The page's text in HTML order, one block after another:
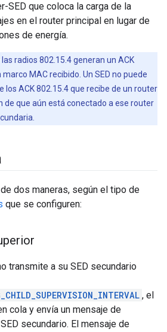
SED que coloca la carga de la
en el router principal en lugar de
de energía.
las radios 802.15.4 generan un ACK
MAC recibido. Un SED no puede
los ACK 802.15.4 que recibe de un router
de que aún está conectado a ese router
dos maneras, según el tipo de
que se configuren:
transmite a su SED secundario
, el
cola y envía un mensaje de
secundario. El mensaje de